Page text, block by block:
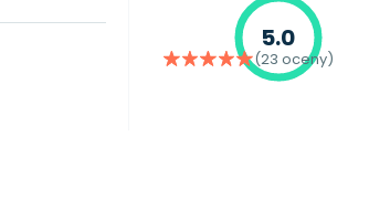
5.0
(23 oceny)